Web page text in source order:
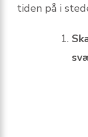
tiden på i